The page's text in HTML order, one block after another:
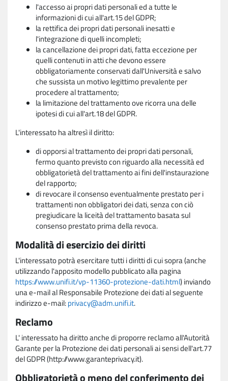
l'accesso ai propri dati personali ed a tutte le
informazioni di cui all'art.15 del GDPR;
la rettifica dei propri dati personali inesatti e
l'integrazione di quelli incompleti;
la cancellazione dei propri dati, fatta eccezione per
quelli contenuti in atti che devono essere
obbligatoriamente conservati dall'Università e salvo
che sussista un motivo legittimo prevalente per
procedere al trattamento;
la limitazione del trattamento ove ricorra una delle
ipotesi di cui all'art.18 del GDPR.
L'interessato ha altresì il diritto:
di opporsi al trattamento dei propri dati personali,
fermo quanto previsto con riguardo alla necessità ed
obbligatorietà del trattamento ai fini dell'instaurazione
del rapporto;
di revocare il consenso eventualmente prestato per i
trattamenti non obbligatori dei dati, senza con ciò
pregiudicare la liceità del trattamento basata sul
consenso prestato prima della revoca.
Modalità di esercizio dei diritti
L'interessato potrà esercitare tutti i diritti di cui sopra (anche
utilizzando l'apposito modello pubblicato alla pagina
https://www.unifi.it/vp-11360-protezione-dati.html) inviando
una e-mail al Responsabile Protezione dei dati al seguente
indirizzo e-mail:privacy@adm.unifi.it.
Reclamo
L' interessato ha diritto anche di proporre reclamo all'Autorità
Garante per la Protezione dei dati personali ai sensi dell'art.77
del GDPR (http://www.garanteprivacy.it).
Obbligatorietà o meno del conferimento dei